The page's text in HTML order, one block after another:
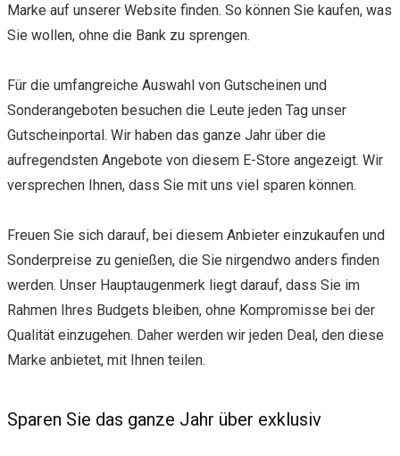
Marke auf unserer Website finden. So können Sie kaufen, was
Sie wollen, ohne die Bank zu sprengen.
Für die umfangreiche Auswahl von Gutscheinen und
Sonderangeboten besuchen die Leute jeden Tag unser
Gutscheinportal. Wir haben das ganze Jahr über die
aufregendsten Angebote von diesem E-Store angezeigt. Wir
versprechen Ihnen, dass Sie mit uns viel sparen können.
Freuen Sie sich darauf, bei diesem Anbieter einzukaufen und
Sonderpreise zu genießen, die Sie nirgendwo anders finden
werden. Unser Hauptaugenmerk liegt darauf, dass Sie im
Rahmen Ihres Budgets bleiben, ohne Kompromisse bei der
Qualität einzugehen. Daher werden wir jeden Deal, den diese
Marke anbietet, mit Ihnen teilen.
Sparen Sie das ganze Jahr über exklusiv